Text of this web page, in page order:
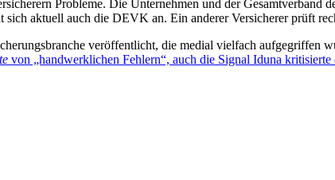
Probleme. Die Unternehmen und der
aktuell auch die DEVK an. Ein anderer Versicherer prüft
veröffentlicht, die medial vielfach aufgegriffen
von „handwerklichen Fehlern“, auch die Signal Iduna kritisierte